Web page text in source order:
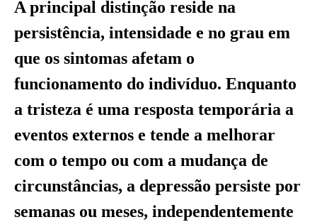
A principal distinção reside na
persistência, intensidade e no grau em
que os sintomas afetam o
funcionamento do indivíduo. Enquanto
a tristeza é uma resposta temporária a
eventos externos e tende a melhorar
com o tempo ou com a mudança de
circunstâncias, a depressão persiste por
semanas ou meses, independentemente